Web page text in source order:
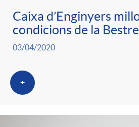
a
t
e
g
s
Caixa d’Enginyers
condicions de la
03/04/2020
+